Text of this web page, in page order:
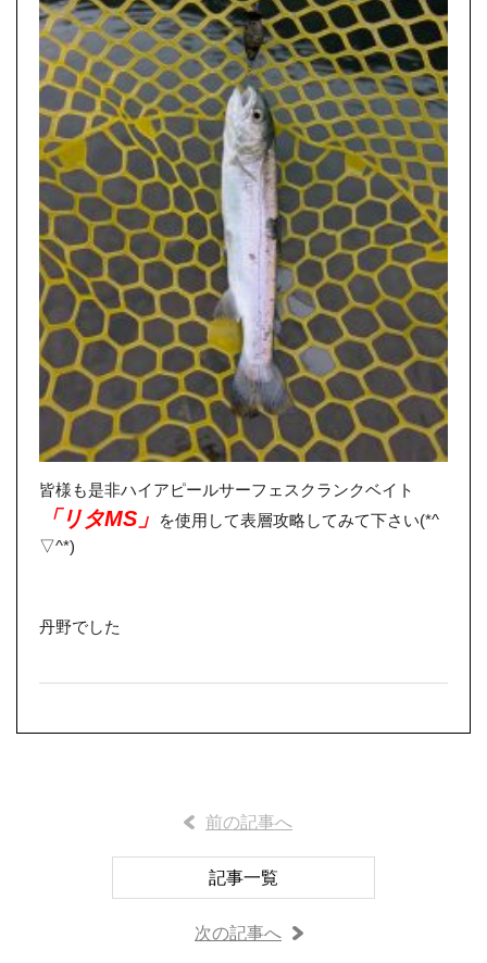
皆様も是非ハイアピールサーフェスクランクベイト
「リタMS」
を使用して表層攻略してみて下さい(*^
▽^*)
丹野でした
前の記事へ
記事一覧
次の記事へ